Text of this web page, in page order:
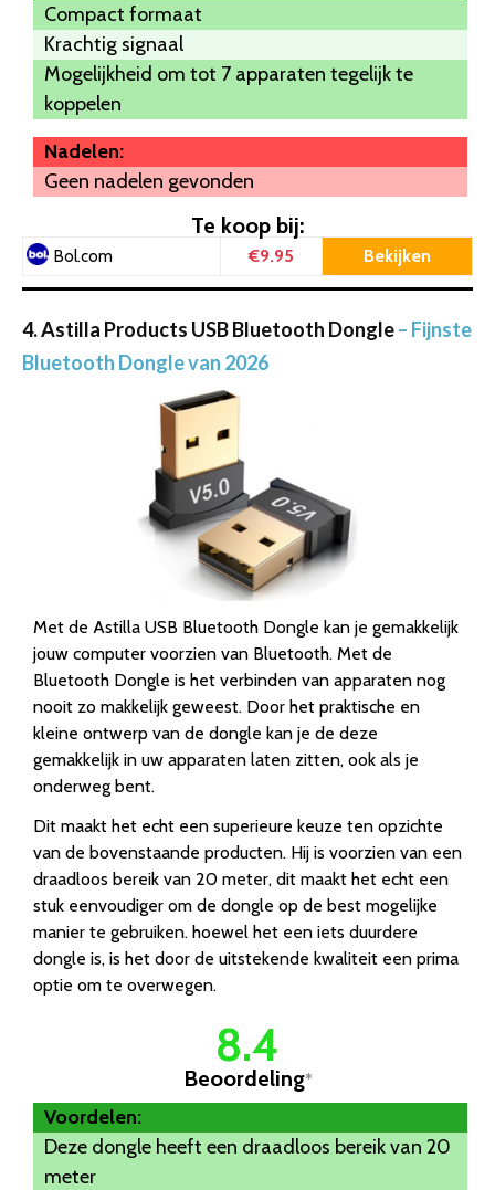
Compact formaat
Krachtig signaal
Mogelijkheid om tot 7 apparaten tegelijk te
koppelen
Nadelen:
Geen nadelen gevonden
Te koop bij:
Bol.com €9.95 Bekijken
4. Astilla Products USB Bluetooth Dongle– Fijnste
Bluetooth Dongle van 2026
Met de Astilla USB Bluetooth Dongle kan je gemakkelijk
jouw computer voorzien van Bluetooth. Met de
Bluetooth Dongle is het verbinden van apparaten nog
nooit zo makkelijk geweest. Door het praktische en
kleine ontwerp van de dongle kan je de deze
gemakkelijk in uw apparaten laten zitten, ook als je
onderweg bent.
Dit maakt het echt een superieure keuze ten opzichte
van de bovenstaande producten. Hij is voorzien van een
draadloos bereik van 20 meter, dit maakt het echt een
stuk eenvoudiger om de dongle op de best mogelijke
manier te gebruiken. hoewel het een iets duurdere
dongle is, is het door de uitstekende kwaliteit een prima
optie om te overwegen.
8.4
Beoordeling*
Voordelen:
Deze dongle heeft een draadloos bereik van 20
meter